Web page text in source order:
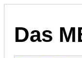
Das